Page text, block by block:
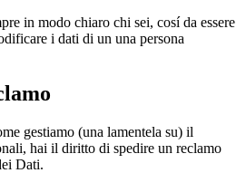
in modo chiaro chi sei, cosí da essere
i dati di un una persona
gestiamo (una lamentela su) il
hai il diritto di spedire un reclamo
Dati.